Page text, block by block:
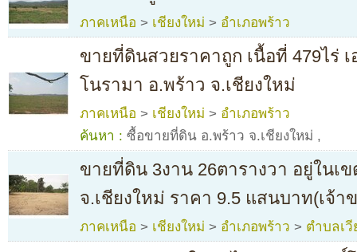
ภาคเหนือ > เชียงใหม่ > อำเภอพร้าว
ขายที่ดินสวยราคาถูก เนื้อที่ 479ไร่
โนรามา อ.พร้าว จ.เชียงใหม่
ภาคเหนือ > เชียงใหม่ > อำเภอพร้าว
ค้นหา : ซื้อขายที่ดิน อ.พร้าว จ.เชียงใหม่ ,
ขายที่ดิน 3งาน 26ตารางวา อยู่ในเ
จ.เชียงใหม่ ราคา 9.5 แสนบาท(เจ้า
ภาคเหนือ > เชียงใหม่ > อำเภอพร้าว > ตำบลเวี